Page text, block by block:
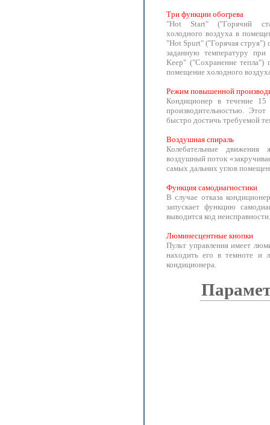
Три функции обогрева
"Hot Start" ("Горячий
холодного воздуха в
"Hot Spurt" ("Горячая струя")
заданную температуру
Keep" ("Сохранение тепла")
помещение холодного
Режим повышенной
Кондиционер в течение 15
производительностью.
быстро достичь требуемой
Воздушная спираль
Колебательные
воздушный поток
самых дальних углов
Функция самодиагностики
В случае отказа
запускает функцию
выводится код неисправности.
Люминесцентные кнопки
Пульт управления имеет
находить его в темноте и
кондиционера.